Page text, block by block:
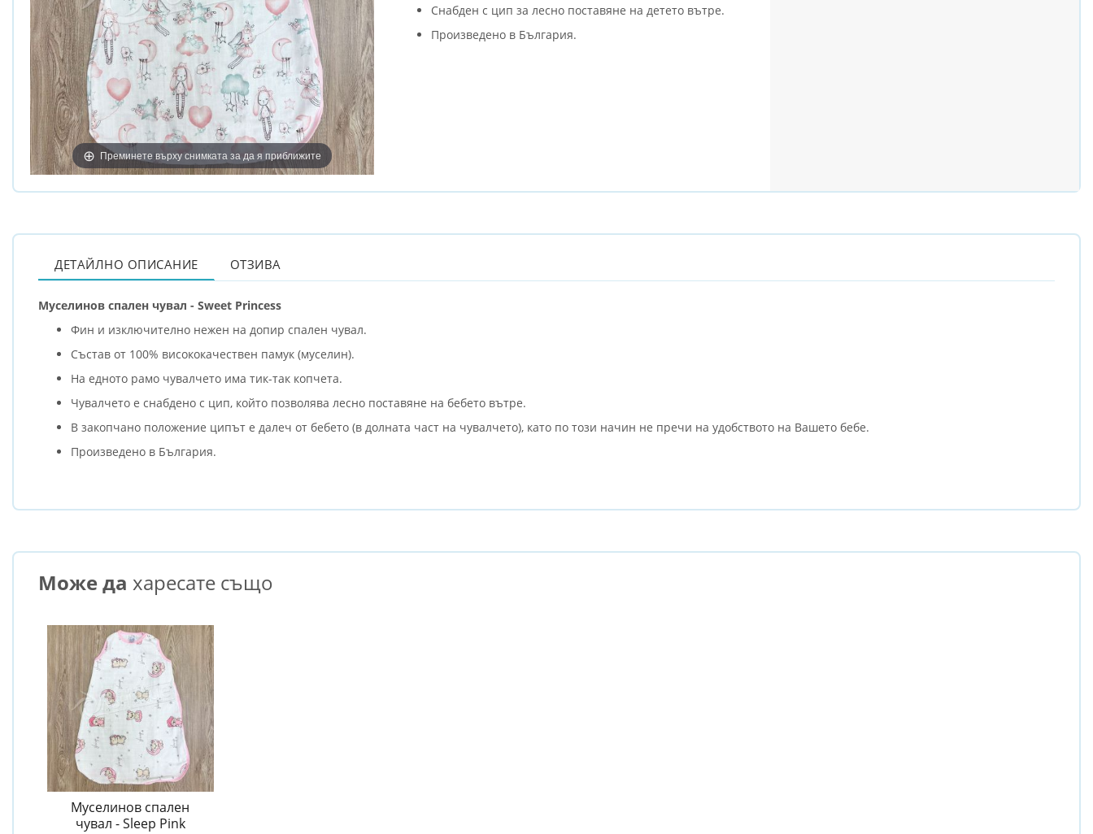
Снабден с цип за лесно поставяне на детето вътре.
Произведено в България.
Преминете върху снимката за да я приближите
ДЕТАЙЛНО ОПИСАНИЕ
Муселинов спален чувал - Sweet Princess
Фин и изключително нежен на допир спален чувал.
Състав от 100% висококачествен памук (муселин).
На едното рамо чувалчето има тик-так копчета.
Чувалчето е снабдено с цип, който позволява лесно поставяне на бебето вътре.
В закопчано положение ципът е далеч от бебето (в долната част на чувалчето), като по този начин не пречи на удобството на Вашето бебе.
Произведено в България.
ОТЗИВА
Може да харесате също
Муселинов спален
чувал - Sleep Pink